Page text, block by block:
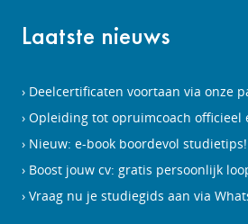
Laatste nieuws
Deelcertificaten voortaan via onze
Opleiding tot opruimcoach officieel
Nieuw: e-book boordevol studietips!
Boost jouw cv: gratis persoonlijk
Vraag nu je studiegids aan via